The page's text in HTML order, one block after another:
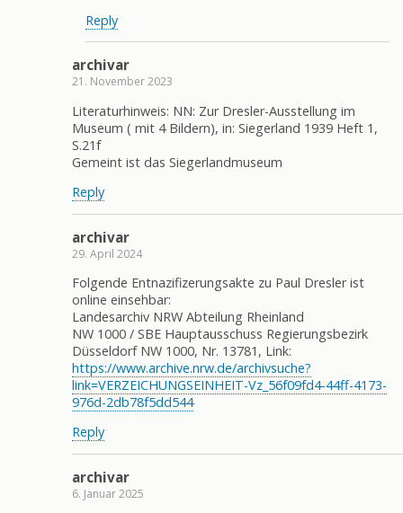
Reply
archivar
21. November 2023
Literaturhinweis: NN: Zur Dresler-Ausstellung im
Museum ( mit 4 Bildern), in: Siegerland 1939 Heft 1,
S.21f
Gemeint ist das Siegerlandmuseum
Reply
archivar
29. April 2024
Folgende Entnazifizerungsakte zu Paul Dresler ist
online einsehbar:
Landesarchiv NRW Abteilung Rheinland
NW 1000 / SBE Hauptausschuss Regierungsbezirk
Düsseldorf NW 1000, Nr. 13781, Link:
https://www.archive.nrw.de/archivsuche?
link=VERZEICHUNGSEINHEIT-Vz_56f09fd4-44ff-4173-
976d-2db78f5dd544
Reply
archivar
6. Januar 2025